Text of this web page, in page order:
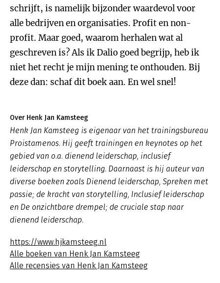
schrijft, is namelijk bijzonder waardevol voor
alle bedrijven en organisaties. Profit en non-
profit. Maar goed, waarom herhalen wat al
geschreven is? Als ik Dalio goed begrijp, heb ik
niet het recht je mijn mening te onthouden. Bij
deze dan: schaf dit boek aan. En wel snel!
Over Henk Jan Kamsteeg
Henk Jan Kamsteeg is eigenaar van het trainingsbureau
Proistamenos. Hij geeft trainingen en keynotes op het
gebied van o.a. dienend leiderschap, inclusief
leiderschap en storytelling. Daarnaast is hij auteur van
diverse boeken zoals Dienend leiderschap, Spreken met
passie; de kracht van storytelling, Inclusief leiderschap
en De onzichtbare drempel; de cruciale stap naar
dienend leiderschap.
https://www.hjkamsteeg.nl
Alle boeken van Henk Jan Kamsteeg
Alle recensies van Henk Jan Kamsteeg